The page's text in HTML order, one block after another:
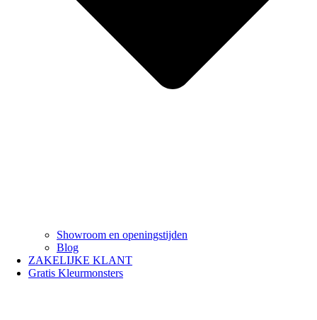
Showroom en openingstijden
Blog
ZAKELIJKE KLANT
Gratis Kleurmonsters